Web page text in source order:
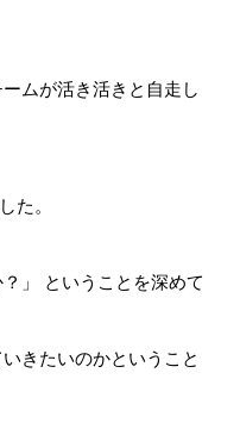
ームが活き活きと自走し
た。
」 ということを深めて
きたいのかということ